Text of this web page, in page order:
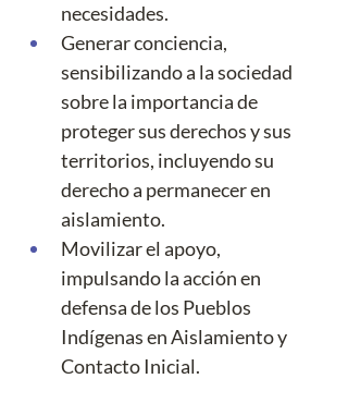
necesidades.
Generar conciencia,
sensibilizando a la sociedad
sobre la importancia de
proteger sus derechos y sus
territorios, incluyendo su
derecho a permanecer en
aislamiento.
Movilizar el apoyo,
impulsando la acción en
defensa de los Pueblos
Indígenas en Aislamiento y
Contacto Inicial.